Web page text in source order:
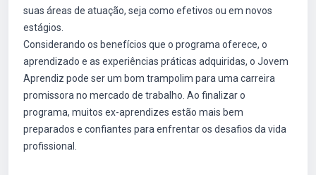
suas áreas de atuação, seja como efetivos ou em novos
estágios.
Considerando os benefícios que o programa oferece, o
aprendizado e as experiências práticas adquiridas, o Jovem
Aprendiz pode ser um bom trampolim para uma carreira
promissora no mercado de trabalho. Ao finalizar o
programa, muitos ex-aprendizes estão mais bem
preparados e confiantes para enfrentar os desafios da vida
profissional.